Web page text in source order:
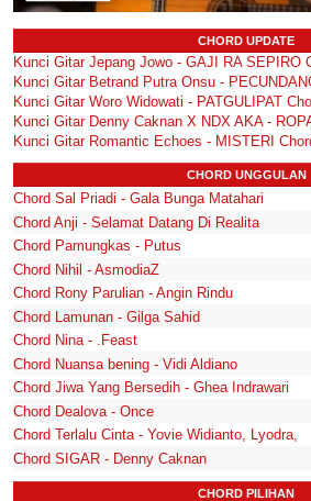
CHORD UPDATE
Kunci Gitar Jepang Jowo - GAJI RA SEPIRO
Kunci Gitar Betrand Putra Onsu -
Kunci Gitar Woro Widowati - PATGULIPAT
Kunci Gitar Denny Caknan X NDX AKA -
Kunci Gitar Romantic Echoes - MISTERI
CHORD UNGGULAN
Chord Sal Priadi - Gala Bunga Matahari
Chord Anji - Selamat Datang Di Realita
Chord Pamungkas - Putus
Chord Nihil - AsmodiaZ
Chord Rony Parulian - Angin Rindu
Chord Lamunan - Gilga Sahid
Chord Nina - .Feast
Chord Nuansa bening - Vidi Aldiano
Chord Jiwa Yang Bersedih - Ghea Indrawari
Chord Dealova - Once
Chord Terlalu Cinta - Yovie Widianto, Lyodra,
Chord SIGAR - Denny Caknan
CHORD PILIHAN